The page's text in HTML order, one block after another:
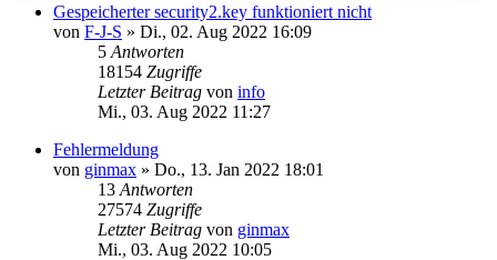
Gespeicherter security2.key funktioniert nicht
von F-J-S » Di., 02. Aug 2022 16:09
5 Antworten
18154 Zugriffe
Letzter Beitrag von info
Mi., 03. Aug 2022 11:27
Fehlermeldung
von ginmax » Do., 13. Jan 2022 18:01
13 Antworten
27574 Zugriffe
Letzter Beitrag von ginmax
Mi., 03. Aug 2022 10:05